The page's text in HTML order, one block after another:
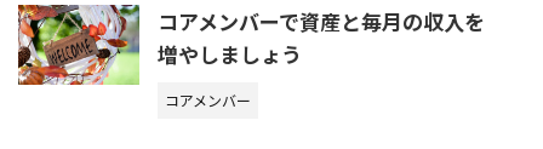
コアメンバーで資産と毎月の収入を
増やしましょう
コアメンバー